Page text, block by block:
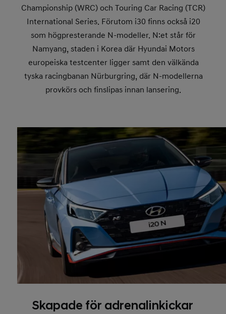
Championship (WRC) och Touring Car Racing (TCR)
International Series. Förutom i30 finns också i20
som högpresterande N-modeller. N:et står för
Namyang, staden i Korea där Hyundai Motors
europeiska testcenter ligger samt den välkända
tyska racingbanan Nürburgring, där N-modellerna
provkörs och finslipas innan lansering.
Skapade för adrenalinkickar